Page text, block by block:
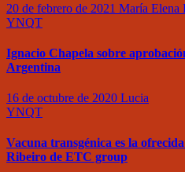
20 de febrero de 2021 María Elena
YNQT
Ignacio Chapela sobre
Argentina
16 de octubre de 2020 Lucia
YNQT
Vacuna transgénica es la
Ribeiro de ETC group